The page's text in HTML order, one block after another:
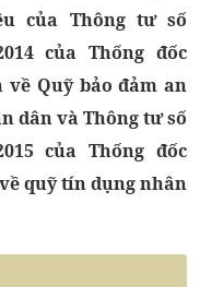
của Thông tư số
của Thống đốc
Quỹ bảo đảm an
dân và Thông tư số
của Thống đốc
quỹ tín dụng nhân